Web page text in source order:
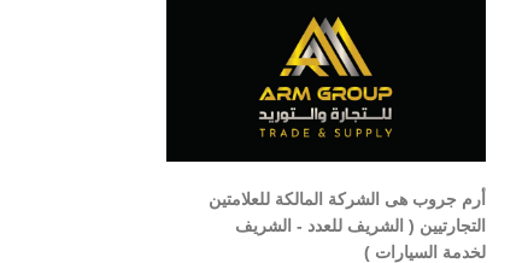
أرم جروب هى الشركة المالكة للعلامتين
التجارتيين ( الشريف للعدد - الشريف
لخدمة السيارات )